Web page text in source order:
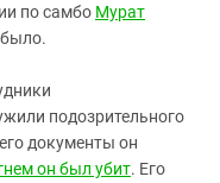
по самбо Мурат
было.
подозрительного
документы он
он был убит. Его